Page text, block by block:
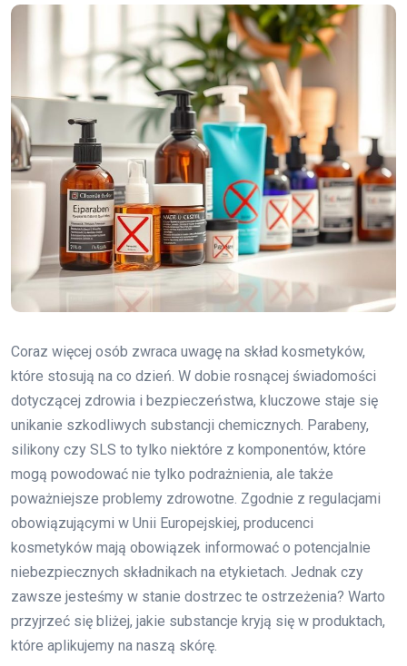
Coraz więcej osób zwraca uwagę na skład kosmetyków,
które stosują na co dzień. W dobie rosnącej świadomości
dotyczącej zdrowia i bezpieczeństwa, kluczowe staje się
unikanie szkodliwych substancji chemicznych. Parabeny,
silikony czy SLS to tylko niektóre z komponentów, które
mogą powodować nie tylko podrażnienia, ale także
poważniejsze problemy zdrowotne. Zgodnie z regulacjami
obowiązującymi w Unii Europejskiej, producenci
kosmetyków mają obowiązek informować o potencjalnie
niebezpiecznych składnikach na etykietach. Jednak czy
zawsze jesteśmy w stanie dostrzec te ostrzeżenia? Warto
przyjrzeć się bliżej, jakie substancje kryją się w produktach,
które aplikujemy na naszą skórę.